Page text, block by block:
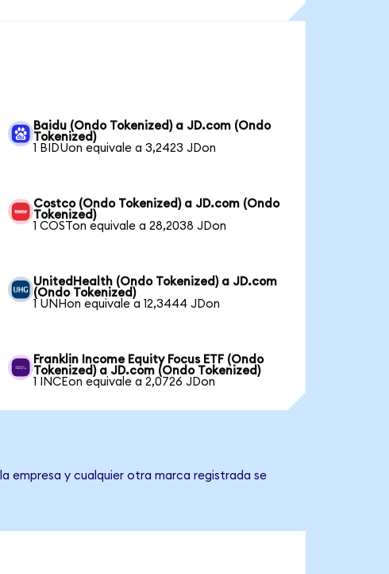
Baidu (Ondo Tokenized) a JD.com (Ondo
Tokenized)
1 BIDUon equivale a 3,2423 JDon
Costco (Ondo Tokenized) a JD.com (Ondo
Tokenized)
1 COSTon equivale a 28,2038 JDon
UnitedHealth (Ondo Tokenized) a JD.com
(Ondo Tokenized)
1 UNHon equivale a 12,3444 JDon
Franklin Income Equity Focus ETF (Ondo
Tokenized) a JD.com (Ondo Tokenized)
1 INCEon equivale a 2,0726 JDon
empresa y cualquier otra marca registrada se